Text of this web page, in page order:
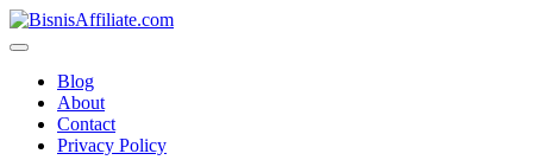
Skip
to
Blog
About
Contact
Privacy Policy